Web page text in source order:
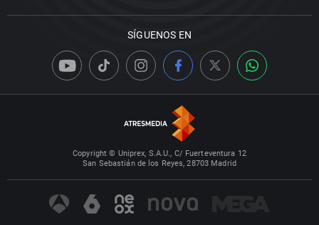
SÍGUENOS EN
Copyright © Uniprex, S.A.U., C/ Fuerteventura 12
San Sebastián de los Reyes, 28703 Madrid